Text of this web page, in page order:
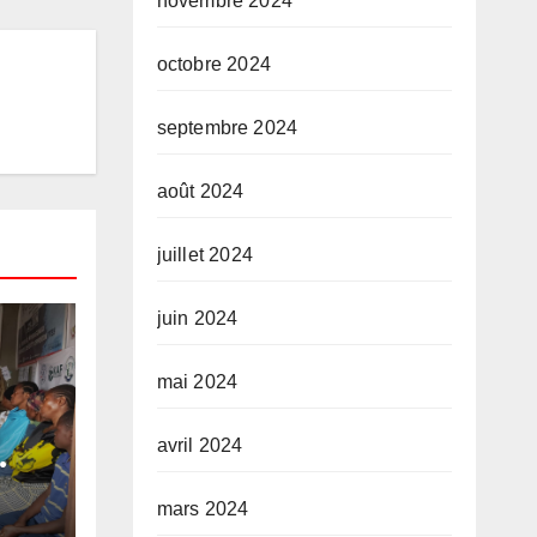
et
octobre 2024
septembre 2024
août 2024
juillet 2024
juin 2024
mai 2024
avril 2024
mars 2024